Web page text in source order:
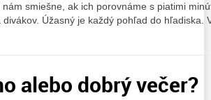
smiešne, ak ich porovnáme s piatimi
divákov. Úžasný je každý pohľad do hľadiska.
alebo dobrý večer?